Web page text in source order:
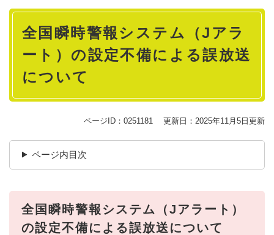
本
全国瞬時警報システム（Jアラ
ート）の設定不備による誤放送
について
ページID：0251181 更新日：2025年11月5日更新
ページ内目次
全国瞬時警報システム（Jアラート）
の設定不備による誤放送について